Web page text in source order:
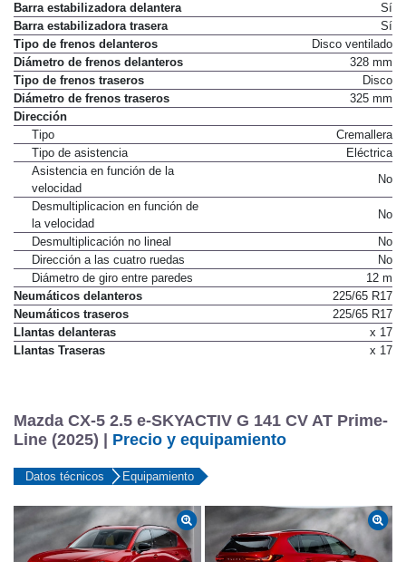
Barra estabilizadora delantera
Sí
Barra estabilizadora trasera
Sí
Tipo de frenos delanteros
Disco ventilado
Diámetro de frenos delanteros
328 mm
Tipo de frenos traseros
Disco
Diámetro de frenos traseros
325 mm
Dirección
Tipo
Cremallera
Tipo de asistencia
Eléctrica
Asistencia en función de la
velocidad
No
Desmultiplicacion en función de
la velocidad
No
Desmultiplicación no lineal
No
Dirección a las cuatro ruedas
No
Diámetro de giro entre paredes
12 m
Neumáticos delanteros
225/65 R17
Neumáticos traseros
225/65 R17
Llantas delanteras
x 17
Llantas Traseras
x 17
Mazda CX-5 2.5 e-SKYACTIV G 141 CV AT Prime-
Line (2025) | Precio y equipamiento
Datos técnicos Equipamiento